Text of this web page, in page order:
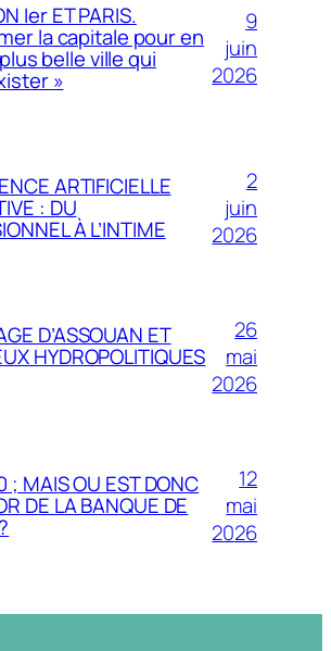
Ier ET PARIS.
la capitale pour en
belle ville qui
»
9
juin
2026
ARTIFICIELLE
: DU
À L’INTIME
2
juin
2026
D’ASSOUAN ET
HYDROPOLITIQUES
26
mai
2026
; MAIS OU EST DONC
DE LA BANQUE DE
12
mai
2026